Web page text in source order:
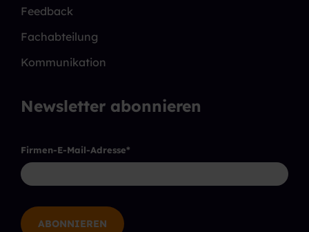
Feedback
Fachabteilung
Kommunikation
Newsletter abonnieren
Firmen-E-Mail-Adresse*